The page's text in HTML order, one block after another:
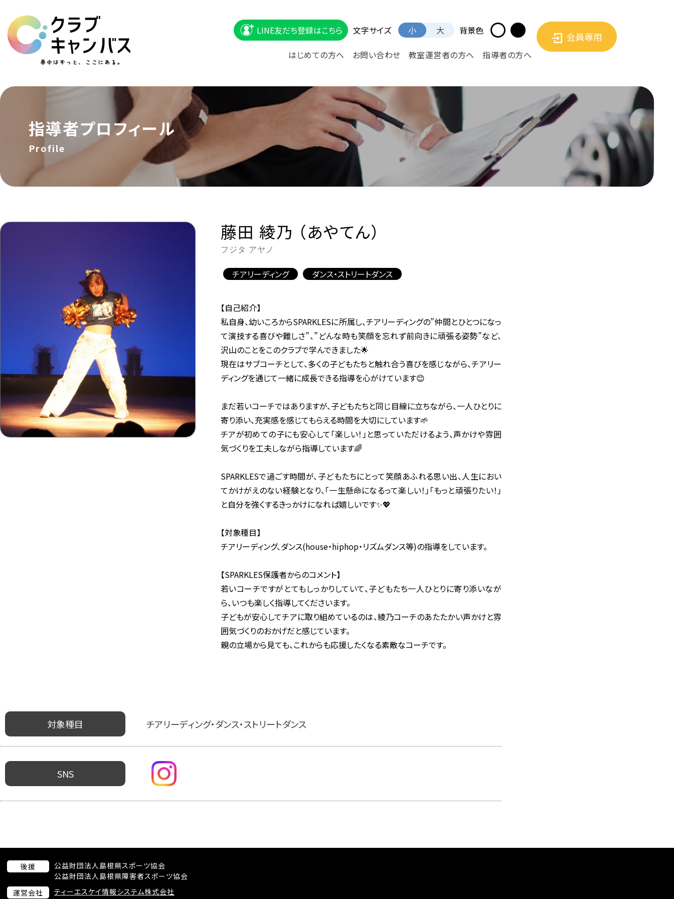
はじめての方へ お問い合わせ 教室運営者の方へ 指導者の方へ
LINE友だち登録はこちら 文字サイズ 小 大 背景色
会員専用
指導者プロフィール
Profile
藤田 綾乃 （あやてん）
フジタ アヤノ
チアリーディング ダンス・ストリートダンス
【自己紹介】
私自身、幼いころからSPARKLESに所属し、チアリーディングの”仲間とひとつになっ
て演技する喜びや難しさ”、”どんな時も笑顔を忘れず前向きに頑張る姿勢”など、
沢山のことをこのクラブで学んできました🌟
現在はサブコーチとして、多くの子どもたちと触れ合う喜びを感じながら、チアリー
ディングを通じて一緒に成長できる指導を心がけています😊
まだ若いコーチではありますが、子どもたちと同じ目線に立ちながら、一人ひとりに
寄り添い、充実感を感じてもらえる時間を大切にしています🌱
チアが初めての子にも安心して「楽しい！」と思っていただけるよう、声かけや雰囲
気づくりを工夫しながら指導しています🌈
SPARKLESで過ごす時間が、子どもたちにとって笑顔あふれる思い出、人生におい
てかけがえのない経験となり、「一生懸命になるって楽しい！」「もっと頑張りたい！」
と自分を強くするきっかけになれば嬉しいです✨💖
【対象種目】
チアリーディング、ダンス(house・hiphop・リズムダンス等)の指導をしています。
【SPARKLES保護者からのコメント】
若いコーチですがとてもしっかりしていて、子どもたち一人ひとりに寄り添いなが
ら、いつも楽しく指導してくださいます。
子どもが安心してチアに取り組めているのは、綾乃コーチのあたたかい声かけと雰
囲気づくりのおかげだと感じています。
親の立場から見ても、これからも応援したくなる素敵なコーチです。
対象種目 チアリーディング・ダンス・ストリートダンス
SNS
後援
公益財団法人島根県スポーツ協会
公益財団法人島根県障害者スポーツ協会
運営会社
ティーエスケイ情報システム株式会社